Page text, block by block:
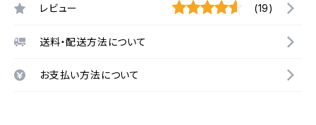
レビュー (19)
送料・配送方法について
お支払い方法について